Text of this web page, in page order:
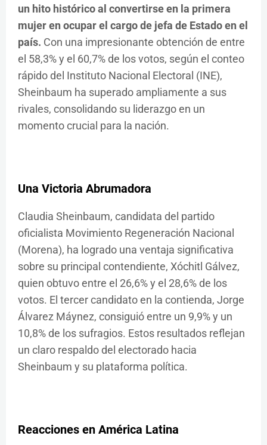
un hito histórico al convertirse en la primera
mujer en ocupar el cargo de jefa de Estado en el
país. Con una impresionante obtención de entre
el 58,3% y el 60,7% de los votos, según el conteo
rápido del Instituto Nacional Electoral (INE),
Sheinbaum ha superado ampliamente a sus
rivales, consolidando su liderazgo en un
momento crucial para la nación.
Una Victoria Abrumadora
Claudia Sheinbaum, candidata del partido
oficialista Movimiento Regeneración Nacional
(Morena), ha logrado una ventaja significativa
sobre su principal contendiente, Xóchitl Gálvez,
quien obtuvo entre el 26,6% y el 28,6% de los
votos. El tercer candidato en la contienda, Jorge
Álvarez Máynez, consiguió entre un 9,9% y un
10,8% de los sufragios. Estos resultados reflejan
un claro respaldo del electorado hacia
Sheinbaum y su plataforma política.
Reacciones en América Latina